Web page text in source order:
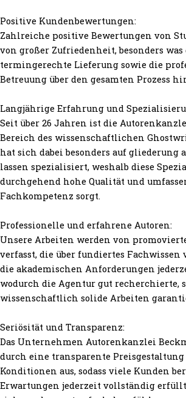
Positive Kundenbewertungen:
Zahlreiche positive Bewertungen von
von großer Zufriedenheit, besonders
termingerechte Lieferung sowie die
Betreuung über den gesamten Prozess
Langjährige Erfahrung und
Seit über 26 Jahren ist die
Bereich des wissenschaftlichen
hat sich dabei besonders auf gliederung
lassen spezialisiert, weshalb diese
durchgehend hohe Qualität und
Fachkompetenz sorgt.
Professionelle und erfahrene Autoren:
Unsere Arbeiten werden von
verfasst, die über fundiertes Fachwissen
die akademischen Anforderungen
wodurch die Agentur gut recherchierte,
wissenschaftlich solide Arbeiten
Seriösität und Transparenz:
Das Unternehmen Autorenkanzlei
durch eine transparente
Konditionen aus, sodass viele Kunden
Erwartungen jederzeit vollständig